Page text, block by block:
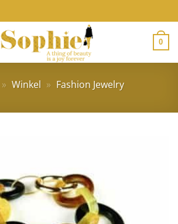
0
» Winkel » Fashion Jewelry